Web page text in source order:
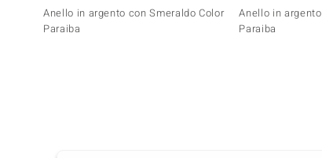
Anello in argento con Smeraldo Color
Paraiba
Anello in
Paraiba